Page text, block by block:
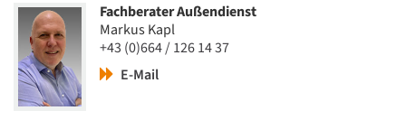
Fachberater Außendienst
Markus Kapl
+43 (0)664 / 126 14 37
E-Mail